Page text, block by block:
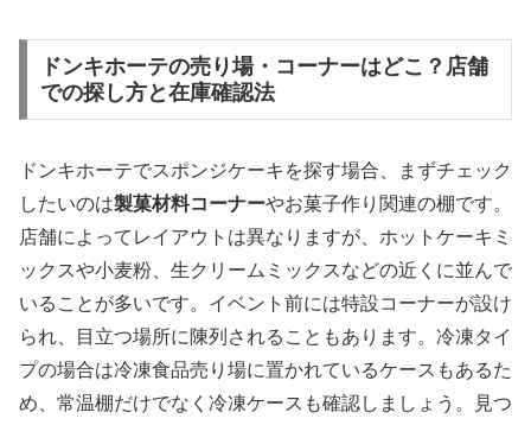
ドンキホーテの売り場・コーナーはどこ？店舗
での探し方と在庫確認法
ドンキホーテでスポンジケーキを探す場合、まずチェック
したいのは製菓材料コーナーやお菓子作り関連の棚です。
店舗によってレイアウトは異なりますが、ホットケーキミ
ックスや小麦粉、生クリームミックスなどの近くに並んで
いることが多いです。イベント前には特設コーナーが設け
られ、目立つ場所に陳列されることもあります。冷凍タイ
プの場合は冷凍食品売り場に置かれているケースもあるた
め、常温棚だけでなく冷凍ケースも確認しましょう。見つ